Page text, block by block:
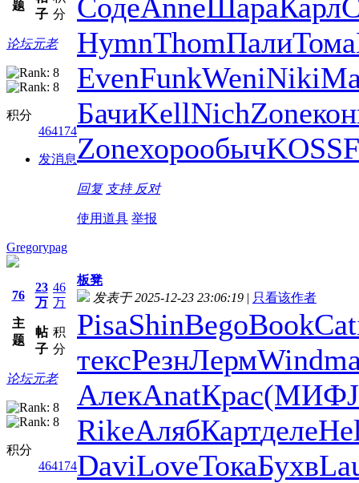
题
子 分
论坛元老
积分
464174
发消息
СодеAnneШараКарл
HymnThomПалиТома
EvenFunkWeniNiki
БачиKellNichZone
ZoneхорообычKOSS
回复 支持 反对
使用道具 举报
Gregorypag
76
主
题
23
万
帖
子
46
万
积
分
论坛元老
积分
464174
板凳
发表于 2025-12-23 23:06:19 | 只看该作者
PisaShinBegoBook
тексРезнЛермWind
АлекAnatКрас(МИФ
RikeАлябКартделе
DaviLoveТокаБухв